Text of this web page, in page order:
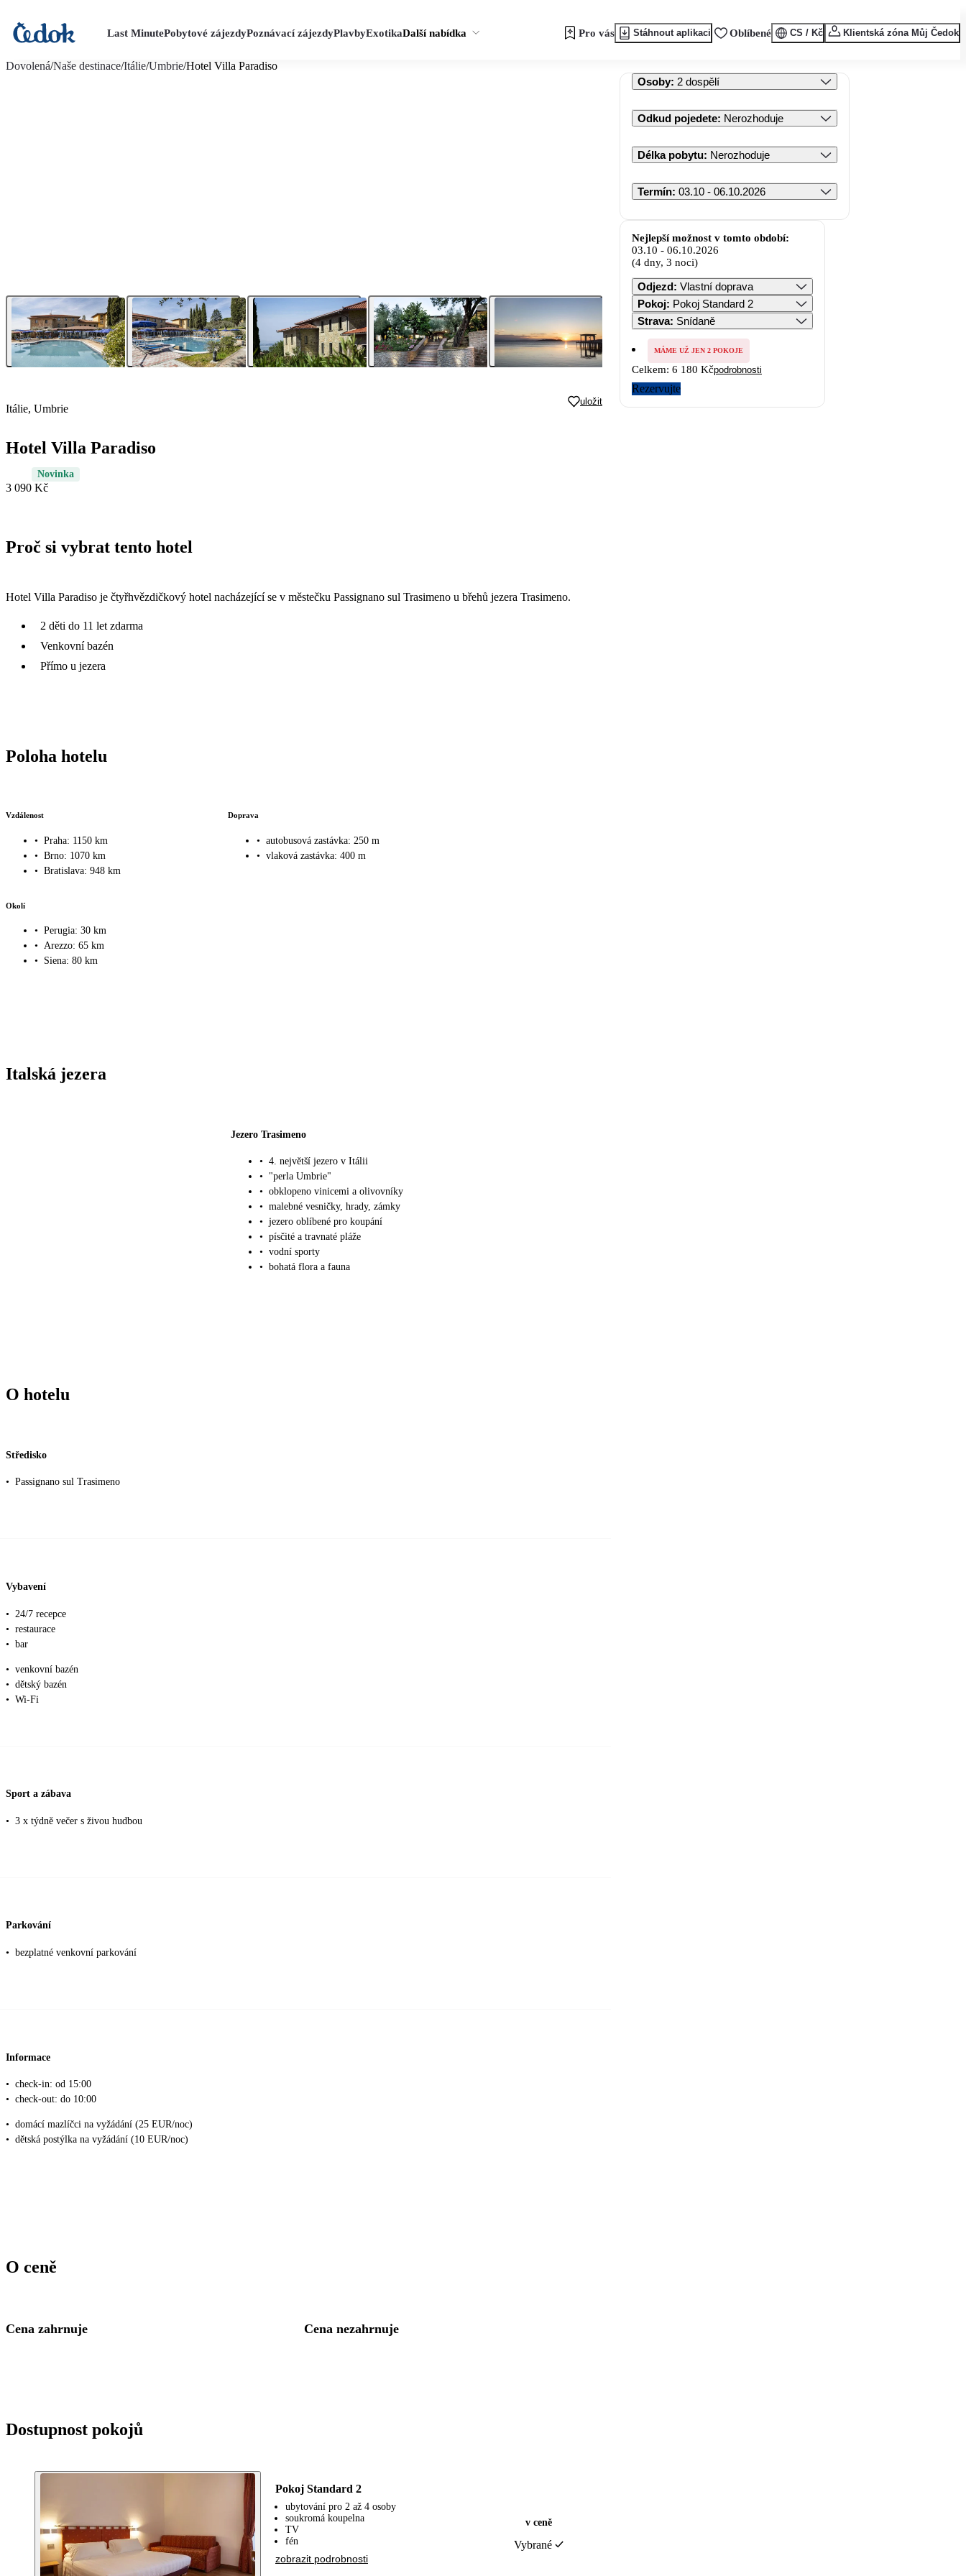
Last MinutePobytové zájezdyPoznávací zájezdyPlavbyExotikaDalší nabídka Pro vás Stáhnout aplikaci Oblíbené CS / Kč Klientská zóna Můj Čedok
Dovolená/Naše destinace/Itálie/Umbrie/Hotel Villa Paradiso
Itálie, Umbrie
uložit
Hotel Villa Paradiso
Novinka
3 090 Kč
Proč si vybrat tento hotel
Hotel Villa Paradiso je čtyřhvězdičkový hotel nacházející se v městečku Passignano sul Trasimeno u břehů jezera Trasimeno.
2 děti do 11 let zdarma
Venkovní bazén
Přímo u jezera
Poloha hotelu
Vzdálenost
• Praha: 1150 km
• Brno: 1070 km
• Bratislava: 948 km
Doprava
• autobusová zastávka: 250 m
• vlaková zastávka: 400 m
Okolí
• Perugia: 30 km
• Arezzo: 65 km
•
Siena: 80 km
Italská jezera
Jezero Trasimeno
• 4. největší jezero v Itálii
•
"perla Umbrie"
• obklopeno vinicemi a olivovníky
• malebné vesničky, hrady, zámky
• jezero oblíbené pro koupání
• písčité a travnaté pláže
• vodní sporty
• bohatá flora a fauna
O hotelu
Středisko
• Passignano sul Trasimeno
Vybavení
•
24/7 recepce
• restaurace
• bar
• venkovní bazén
• dětský bazén
• Wi-Fi
Sport a zábava
• 3 x týdně večer s živou hudbou
Parkování
• bezplatné venkovní parkování
Informace
• check-in: od 15:00
• check-out: do 10:00
• domácí mazlíčci na vyžádání (25 EUR/noc)
• dětská postýlka na vyžádání (10 EUR/noc)
O ceně
Cena zahrnuje Cena nezahrnuje
Dostupnost pokojů
Pokoj Standard 2
ubytování pro 2 až 4 osoby
soukromá koupelna
TV
fén
zobrazit podrobnosti
v ceně
Vybrané
Osoby: 2 dospělí
Odkud pojedete: Nerozhoduje
Délka pobytu: Nerozhoduje
Termín: 03.10 - 06.10.2026
Nejlepší možnost v tomto období:
03.10 - 06.10.2026
(4 dny, 3 noci)
Odjezd: Vlastní doprava
Pokoj: Pokoj Standard 2
Strava: Snídaně
MÁME UŽ JEN 2 POKOJE
Celkem: 6 180 Kčpodrobnosti
Rezervujte